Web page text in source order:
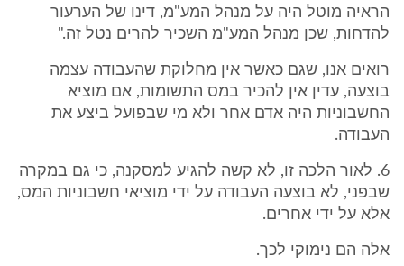
הראיה מוטל היה על מנהל המע"מ, דינו של הערעור
להדחות, שכן מנהל המע"מ השכיר להרים נטל זה."
רואים אנו, שגם כאשר אין מחלוקת שהעבודה עצמה
בוצעה, עדין אין להכיר במס התשומות, אם מוציא
החשבוניות היה אדם אחר ולא מי שבפועל ביצע את
העבודה.
6. לאור הלכה זו, לא קשה להגיע למסקנה, כי גם במקרה
שבפני, לא בוצעה העבודה על ידי מוציאי חשבוניות המס,
אלא על ידי אחרים.
אלה הם נימוקי לכך.